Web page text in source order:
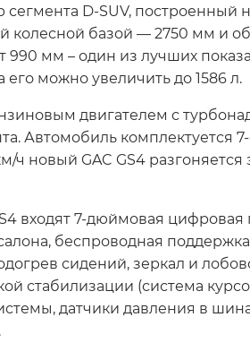
D-SUV,
колесной базой — 2750 мм и
990 мм – один из лучших
можно увеличить до 1586 л.
двигателем с
Автомобиль комплектуется
новый GAC GS4
входят 7-дюймовая
беспроводная
сидений, зеркал и
стабилизации (система
датчики давления в